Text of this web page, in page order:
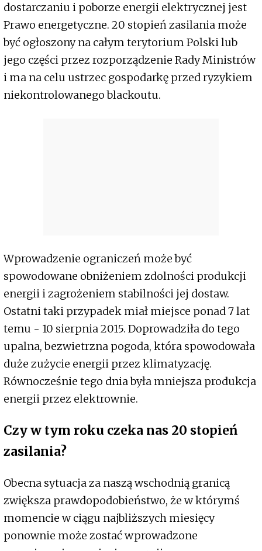
dostarczaniu i poborze energii elektrycznej jest
Prawo energetyczne. 20 stopień zasilania może
być ogłoszony na całym terytorium Polski lub
jego części przez rozporządzenie Rady Ministrów
i ma na celu ustrzec gospodarkę przed ryzykiem
niekontrolowanego blackoutu.
Wprowadzenie ograniczeń może być
spowodowane obniżeniem zdolności produkcji
energii i zagrożeniem stabilności jej dostaw.
Ostatni taki przypadek miał miejsce ponad 7 lat
temu - 10 sierpnia 2015. Doprowadziła do tego
upalna, bezwietrzna pogoda, która spowodowała
duże zużycie energii przez klimatyzację.
Równocześnie tego dnia była mniejsza produkcja
energii przez elektrownie.
Czy w tym roku czeka nas 20 stopień
zasilania?
Obecna sytuacja za naszą wschodnią granicą
zwiększa prawdopodobieństwo, że w którymś
momencie w ciągu najbliższych miesięcy
ponownie może zostać wprowadzone